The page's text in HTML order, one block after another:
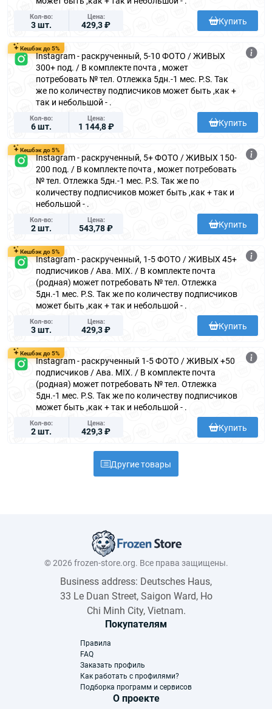
Кол-во
3 шт.
Цена
429,3 ₽ Купить
Кешбэк до 5%
Instagram - раскрученный, 5-10 ФОТО / ЖИВЫХ
300+ под. / В комплекте почта , может
потребовать № тел. Отлежка 5дн.-1 мес. P.S. Так
же по количеству подписчиков может быть ,как +
так и небольшой - .
Кол-во
6 шт.
Цена
1 144,8 ₽ Купить
Кешбэк до 5%
Instagram - раскрученный, 5+ ФОТО / ЖИВЫХ 150-
200 под. / В комплекте почта , может потребовать
№ тел. Отлежка 5дн.-1 мес. P.S. Так же по
количеству подписчиков может быть ,как + так и
небольшой - .
Кол-во
2 шт.
Цена
543,78 ₽ Купить
Кешбэк до 5%
Instagram - раскрученный, 1-5 ФОТО / ЖИВЫХ 45+
подписчиков / Ава. MIX. / В комплекте почта
(родная) может потребовать № тел. Отлежка
5дн.-1 мес. P.S. Так же по количеству подписчиков
может быть ,как + так и небольшой - .
Кол-во
3 шт.
Цена
429,3 ₽ Купить
Кешбэк до 5%
Instagram - раскрученный 1-5 ФОТО / ЖИВЫХ +50
подписчиков / Ава. MIX. / В комплекте почта
(родная) может потребовать № тел. Отлежка
5дн.-1 мес. P.S. Так же по количеству подписчиков
может быть ,как + так и небольшой - .
Кол-во
2 шт.
Цена
429,3 ₽ Купить
Другие товары
© 2026 frozen-store.org. Все права защищены.
Business address: Deutsches Haus,
33 Le Duan Street, Saigon Ward, Ho
Chi Minh City, Vietnam.
Покупателям
Правила
FAQ
Заказать профиль
Как работать с профилями?
Подборка программ и сервисов
О проекте